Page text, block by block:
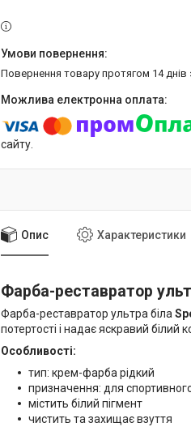
повернення товару протягом 14 днів
сайту.
Опис Характеристики
Фарба-реставратор
Фарба-реставратор ультра біла
потертості і надає яскравий білий
Особливості:
тип: крем-фарба рідкий
призначення: для
містить білий пігмент
чистить та захищає взуття